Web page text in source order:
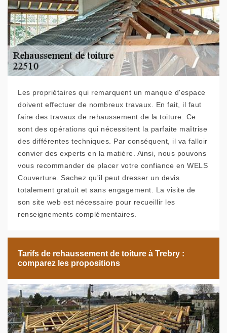
Les propriétaires qui remarquent un manque d'espace
doivent effectuer de nombreux travaux. En fait, il faut
faire des travaux de rehaussement de la toiture. Ce
sont des opérations qui nécessitent la parfaite maîtrise
des différentes techniques. Par conséquent, il va falloir
convier des experts en la matière. Ainsi, nous pouvons
vous recommander de placer votre confiance en WELS
Couverture. Sachez qu'il peut dresser un devis
totalement gratuit et sans engagement. La visite de
son site web est nécessaire pour recueillir les
renseignements complémentaires.
Tarifs de rehaussement de toiture à Trebry :
comparez les propositions